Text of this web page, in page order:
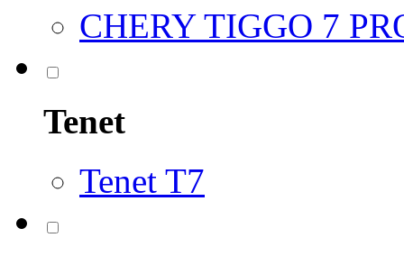
CHERY TIGGO 7
Tenet
Tenet T7